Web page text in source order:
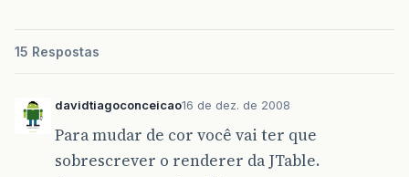
15 Respostas
davidtiagoconceicao16 de dez. de 2008
Para mudar de cor você vai ter que
sobrescrever o renderer da JTable.